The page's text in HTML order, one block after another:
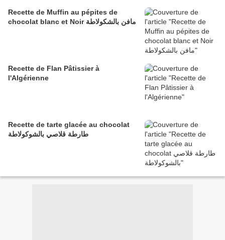
Recette de Muffin au pépites de
chocolat blanc et Noir مافن بالشكولاطة
Recette de Flan Pâtissier à
l'Algérienne
Recette de tarte glacée au chocolat
طارطة قلاصي بالشوكولاطة